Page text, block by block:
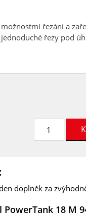
řezání a
řezy pod
doplněk za
18 M